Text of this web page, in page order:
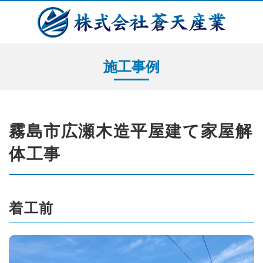
施工事例
霧島市広瀬木造平屋建て家屋解
体工事
着工前